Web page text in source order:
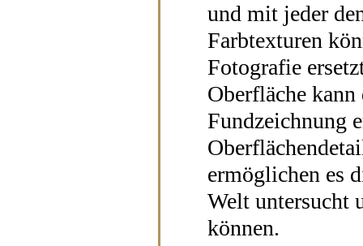
und mit jeder
Farbtexturen
Fotografie
Oberfläche
Fundzeichnung
ermöglichen es
Welt untersucht
können.